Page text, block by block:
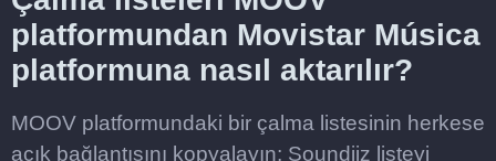
platformundan Movistar Música
platformuna nasıl aktarılır?
MOOV platformundaki bir çalma listesinin herkese
açık bağlantısını kopyalayın; Soundiiz listeyi